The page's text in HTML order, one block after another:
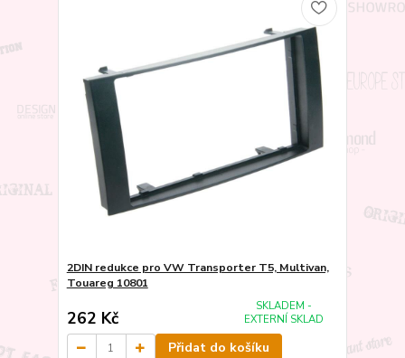
2DIN redukce pro VW Transporter T5, Multivan,
Touareg 10801
262 Kč
SKLADEM -
EXTERNÍ SKLAD
Přidat do košíku